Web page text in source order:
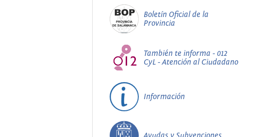
Boletín Oficial de la
Provincia
También te informa - 012
CyL - Atención al Ciudadano
Información